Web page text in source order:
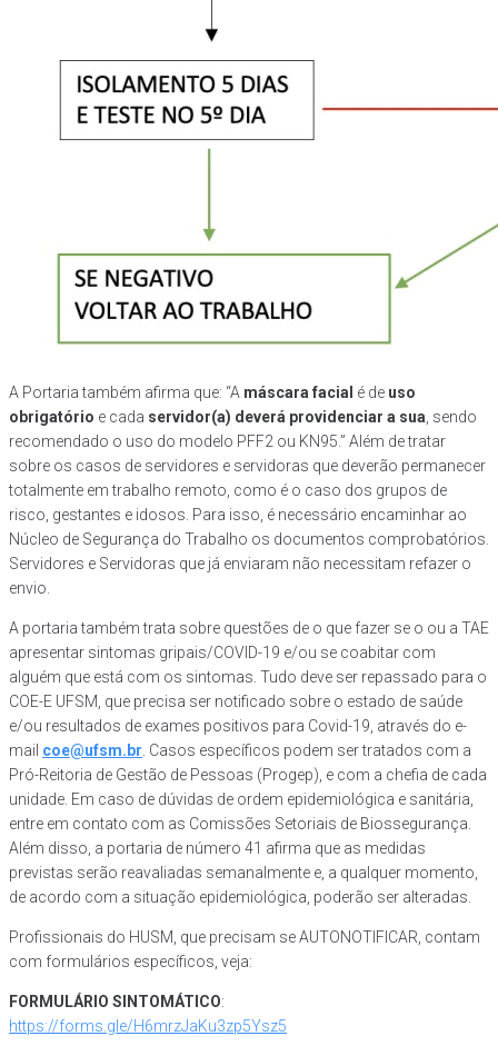
A Portaria também afirma que: “A máscara facial é de uso
obrigatório e cada servidor(a) deverá providenciar a sua , sendo
recomendado o uso do modelo PFF2 ou KN95.” Além de tratar
sobre os casos de servidores e servidoras que deverão permanecer
totalmente em trabalho remoto, como é o caso dos grupos de
risco, gestantes e idosos. Para isso, é necessário encaminhar ao
Núcleo de Segurança do Trabalho os documentos comprobatórios.
Servidores e Servidoras que já enviaram não necessitam refazer o
envio.
A portaria também trata sobre questões de o que fazer se o ou a TAE
apresentar sintomas gripais/COVID-19 e/ou se coabitar com
alguém que está com os sintomas. Tudo deve ser repassado para o
COE-E UFSM, que precisa ser notificado sobre o estado de saúde
e/ou resultados de exames positivos para Covid-19, através do e-
mail coe@ufsm.br . Casos específicos podem ser tratados com a
Pró-Reitoria de Gestão de Pessoas (Progep), e com a chefia de cada
unidade. Em caso de dúvidas de ordem epidemiológica e sanitária,
entre em contato com as Comissões Setoriais de Biossegurança.
Além disso, a portaria de número 41 afirma que as medidas
previstas serão reavaliadas semanalmente e, a qualquer momento,
de acordo com a situação epidemiológica, poderão ser alteradas.
Profissionais do HUSM, que precisam se AUTONOTIFICAR, contam
com formulários específicos, veja:
FORMULÁRIO SINTOMÁTICO:
https://forms.gle/H6mrzJaKu3zp5Ysz5